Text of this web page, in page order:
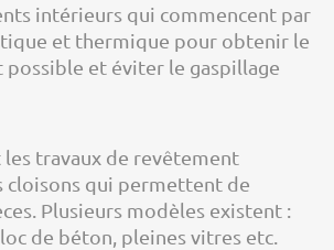
intérieurs qui commencent par
et thermique pour obtenir le
et éviter le gaspillage
les travaux de revêtement
cloisons qui permettent de
Plusieurs modèles existent :
de béton, pleines vitres etc.